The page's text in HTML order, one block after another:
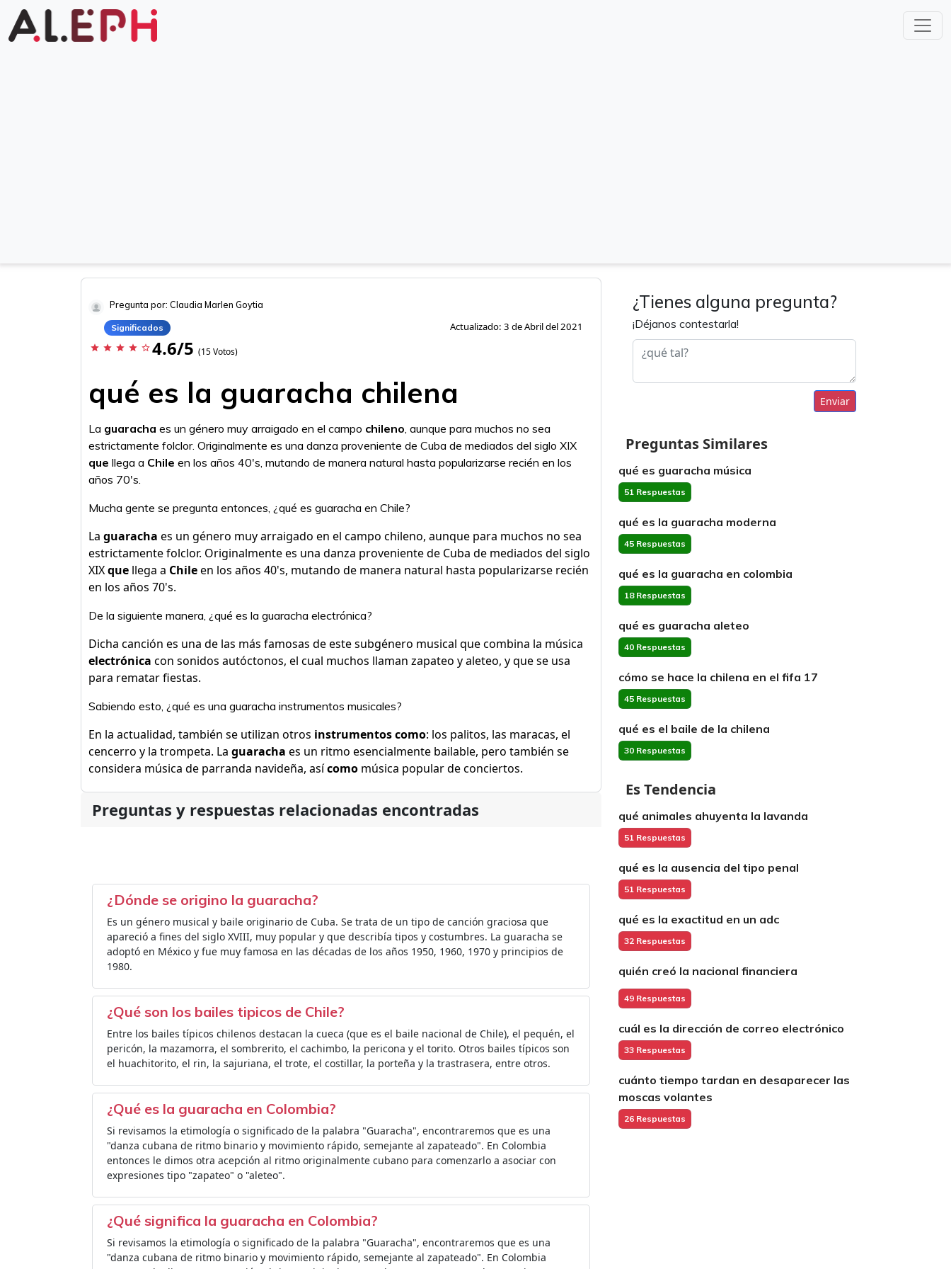
Pregunta por: Claudia Marlen Goytia
Significados Actualizado: 3 de Abril del 2021
star star star star star_border 4.6/5 (15 Votos)
qué es la guaracha chilena
La guaracha es un género muy arraigado en el campo chileno, aunque para muchos no sea
estrictamente folclor. Originalmente es una danza proveniente de Cuba de mediados del siglo XIX
que llega a Chile en los años 40's, mutando de manera natural hasta popularizarse recién en los
años 70's.
Mucha gente se pregunta entonces, ¿qué es guaracha en Chile?
La guaracha es un género muy arraigado en el campo chileno, aunque para muchos no sea
estrictamente folclor. Originalmente es una danza proveniente de Cuba de mediados del siglo
XIXque llega a Chileen los años 40's, mutando de manera natural hasta popularizarse recién
en los años 70's.
De la siguiente manera, ¿qué es la guaracha electrónica?
Dicha canción es una de las más famosas de este subgénero musical que combina la música
electrónica con sonidos autóctonos, el cual muchos llaman zapateo y aleteo, y que se usa
para rematar fiestas.
Sabiendo esto, ¿qué es una guaracha instrumentos musicales?
En la actualidad, también se utilizan otros instrumentos como: los palitos, las maracas, el
cencerro y la trompeta. La guaracha es un ritmo esencialmente bailable, pero también se
considera música de parranda navideña, asícomo música popular de conciertos.
Preguntas y respuestas relacionadas encontradas
¿Dónde se origino la guaracha?
Es un género musical y baile originario de Cuba. Se trata de un tipo de canción graciosa que
apareció a fines del siglo XVIII, muy popular y que describía tipos y costumbres. La guaracha se
adoptó en México y fue muy famosa en las décadas de los años 1950, 1960, 1970 y principios de
1980.
¿Qué son los bailes tipicos de Chile?
Entre los bailes típicos chilenos destacan la cueca (que es el baile nacional de Chile), el pequén, el
pericón, la mazamorra, el sombrerito, el cachimbo, la pericona y el torito. Otros bailes típicos son
el huachitorito, el rin, la sajuriana, el trote, el costillar, la porteña y la trastrasera, entre otros.
¿Qué es la guaracha en Colombia?
Si revisamos la etimología o significado de la palabra "Guaracha", encontraremos que es una
"danza cubana de ritmo binario y movimiento rápido, semejante al zapateado". En Colombia
entonces le dimos otra acepción al ritmo originalmente cubano para comenzarlo a asociar con
expresiones tipo "zapateo" o "aleteo".
¿Qué significa la guaracha en Colombia?
Si revisamos la etimología o significado de la palabra "Guaracha", encontraremos que es una
"danza cubana de ritmo binario y movimiento rápido, semejante al zapateado". En Colombia
¿Tienes alguna pregunta?
¡Déjanos contestarla!
Enviar
Preguntas Similares
qué es guaracha música
51 Respuestas
qué es la guaracha moderna
45 Respuestas
qué es la guaracha en colombia
18 Respuestas
qué es guaracha aleteo
40 Respuestas
cómo se hace la chilena en el fifa 17
45 Respuestas
qué es el baile de la chilena
30 Respuestas
Es Tendencia
qué animales ahuyenta la lavanda
51 Respuestas
qué es la ausencia del tipo penal
51 Respuestas
qué es la exactitud en un adc
32 Respuestas
quién creó la nacional financiera
49 Respuestas
cuál es la dirección de correo electrónico
33 Respuestas
cuánto tiempo tardan en desaparecer las
moscas volantes
26 Respuestas